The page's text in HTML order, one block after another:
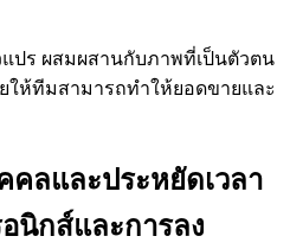
ปร ผสมผสานกับภาพที่เป็นตัวตน
ห้ทีมสามารถทำให้ยอดขายและ
คลและประหยัดเวลา
นิกส์และการลง